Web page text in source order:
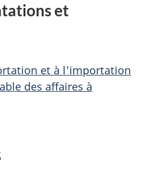
et
et à l'importation
des affaires à